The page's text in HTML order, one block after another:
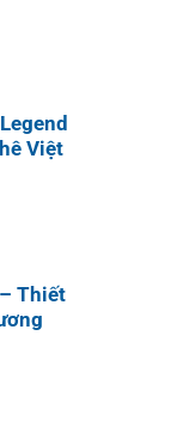
Công Ty
Việt
Thiết